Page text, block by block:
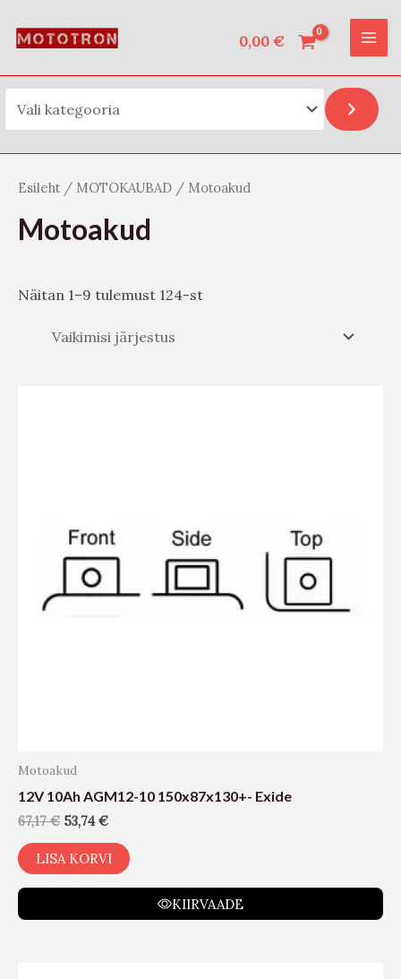
0,00 €
t
s
Esileht / MOTOKAUBAD / Motoakud
Motoakud
Näitan 1–9 tulemust 124-st
Motoakud
12V 10Ah AGM12-10 150x87x130+- Exide
67,17€ 53,74€
LISA KORVI
KIIRVAADE